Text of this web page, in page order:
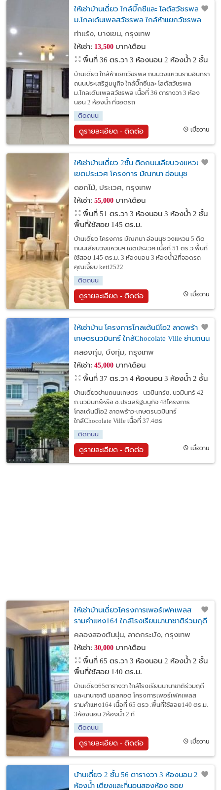
ให้เช่าบ้านเดี่ยว ใกล้บิ๊กซีและ โลตัสวัชรพล
ม.โกลเด้นเพลสวัชรพล ใกล้ห้าแยกวัชรพล
ถนนวงแหวนรามอินทรา ถนนประเสริฐมนูกิจ
ท่าแร้ง, บางเขน, กรุงเทพ
ให้เช่า: 13,500บาท/เดือน
พื้นที่ 36 ตร.วา 3 ห้องนอน 2 ห้องน้ำ 2 ชั้น
บ้านเดี่ยว ใกล้ห้าแยกวัชรพล ถนนวงแหวนรามอินทรา
ถนนประเสริฐมนูกิจ ใกล้บิ๊กซีและ โลตัสวัชรพล
ม.โกลเด้นเพลสวัชรพล เนื้อที่ 36 ตารางวา 3 ห้อง
นอน 2 ห้องน้ำ ที่จอดรถ
ติดถนน
ดูรายละเอียด - ติดต่อ เมื่อวาน
ให้เช่าบ้านเดี่ยว 2ชั้น ติดถนนเลียบวงแหวนฯ
เขตประเวศ โครงการ มัณฑนา อ่อนนุช
วงแหวน 5
ดอกไม้, ประเวศ, กรุงเทพ
ให้เช่า: 55,000บาท/เดือน
พื้นที่ 51 ตร.วา 3 ห้องนอน 3 ห้องน้ำ 2 ชั้น
พื้นที่ใช้สอย 145 ตร.ม.
บ้านเดี่ยว โครงการ มัณฑนา อ่อนนุช วงแหวน 5 ติด
ถนนเลียบวงแหวนฯ เขตประเวศ เนื้อที่ 51 ตร.ว.พื้นที่
ใช้สอย 145 ตร.ม. 3 ห้องนอน 3 ห้องน้ำ2ที่จอดรถ
คุณเจี๊ยบ keti2522
ติดถนน
ดูรายละเอียด - ติดต่อ เมื่อวาน
ให้เช่าบ้าน โครงการโกลเด้นนีโอ2 ลาดพร้าว-
เกษตรนวมินทร์ ใกล้Chocolate Ville ย่านถนน
เกษตร - นวมินทร์ซ. นวมินทร์ 42 ซ.ประเสริฐ
มนูกิจ 48
คลองกุ่ม, บึงกุ่ม, กรุงเทพ
ให้เช่า: 45,000บาท/เดือน
พื้นที่ 37 ตร.วา 4 ห้องนอน 3 ห้องน้ำ 2 ชั้น
บ้านเดี่ยวย่านถนนเกษตร - นวมินทร์ซ. นวมินทร์ 42
ถ.นวมินทร์หรือ ซ.ประเสริฐมนูกิจ 48โครงการ
โกลเด้นนีโอ2 ลาดพร้าว-เกษตรนวมินทร์
ใกล้Chocolate Ville เนื้อที่ 37.4ตร
ติดถนน
ดูรายละเอียด - ติดต่อ เมื่อวาน
ให้เช่าบ้านเดี่ยวโครงการเพอร์เฟคเพลส
รามคำแหง164 ใกล้โรงเรียนนานาชาติร่วมฤดี
และนานาชาติ แอสคอต
คลองสองต้นนุ่น, ลาดกระบัง, กรุงเทพ
ให้เช่า: 30,000บาท/เดือน
พื้นที่ 65 ตร.วา 3 ห้องนอน 2 ห้องน้ำ 2 ชั้น
พื้นที่ใช้สอย 140 ตร.ม.
บ้านเดี่ยว65ตารางวา ใกล้โรงเรียนนานาชาติร่วมฤดี
และนานาชาติ แอสคอต โครงการเพอร์เฟคเพลส
รามคำแหง164 เนื้อที่ 65 ตรว .พื้นที่ใช้สอย140 ตร.ม.
3ห้องนอน 2ห้องน้ำ 2 ที
ติดถนน
ดูรายละเอียด - ติดต่อ เมื่อวาน
บ้านเดี่ยว 2 ชั้น 56 ตารางวา 3 ห้องนอน 2
ห้องน้ำ เตียงและที่นอนสองห้อง ซอย